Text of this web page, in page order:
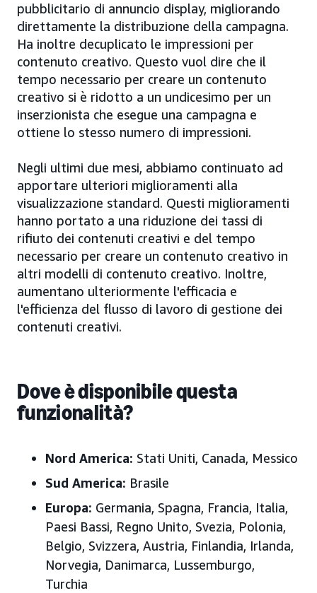
pubblicitario di annuncio display, migliorando
direttamente la distribuzione della campagna.
Ha inoltre decuplicato le impressioni per
contenuto creativo. Questo vuol dire che il
tempo necessario per creare un contenuto
creativo si è ridotto a un undicesimo per un
inserzionista che esegue una campagna e
ottiene lo stesso numero di impressioni.
Negli ultimi due mesi, abbiamo continuato ad
apportare ulteriori miglioramenti alla
visualizzazione standard. Questi miglioramenti
hanno portato a una riduzione dei tassi di
rifiuto dei contenuti creativi e del tempo
necessario per creare un contenuto creativo in
altri modelli di contenuto creativo. Inoltre,
aumentano ulteriormente l'efficacia e
l'efficienza del flusso di lavoro di gestione dei
contenuti creativi.
Dove è disponibile questa
funzionalità?
Nord America: Stati Uniti, Canada, Messico
Sud America: Brasile
Europa: Germania, Spagna, Francia, Italia,
Paesi Bassi, Regno Unito, Svezia, Polonia,
Belgio, Svizzera, Austria, Finlandia, Irlanda,
Norvegia, Danimarca, Lussemburgo,
Turchia